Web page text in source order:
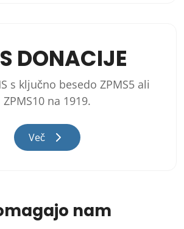
DONACIJE
s ključno besedo ZPMS5 ali
ZPMS10 na 1919.
Več
nam